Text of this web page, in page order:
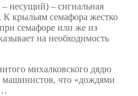
– несущий) – сигнальная
К крыльям семафора жестко
семафоре или же из
на необходимость
михалковского дядю
машинистов, что «дождями